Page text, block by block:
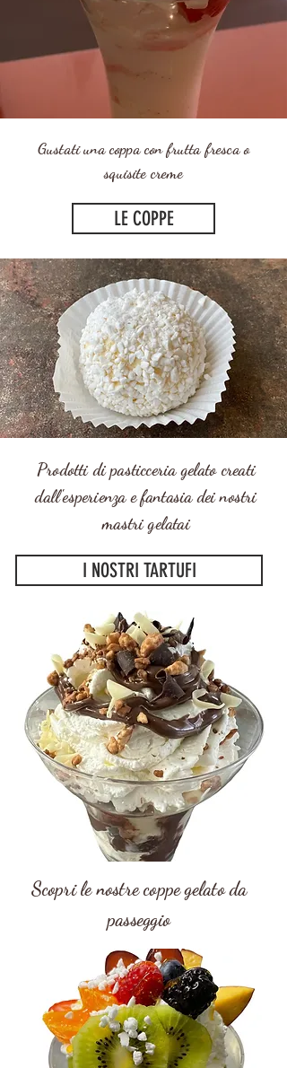
Gustati una coppa con frutta fresca o
squisite creme
LE COPPE
Prodotti di pasticceria gelato creati
dall'esperienza e fantasia dei nostri
mastri gelatai
I NOSTRI TARTUFI
Scopri le nostre coppe gelato da
passeggio